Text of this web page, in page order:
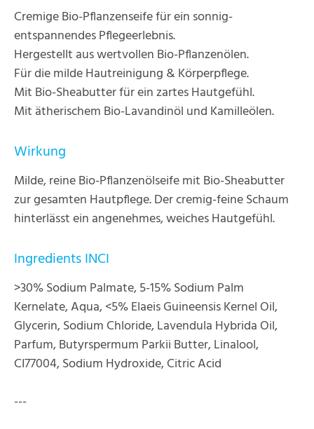
Cremige Bio-Pflanzenseife für ein sonnig-
entspannendes Pflegeerlebnis.
Hergestellt aus wertvollen Bio-Pflanzenölen.
Für die milde Hautreinigung & Körperpflege.
Mit Bio-Sheabutter für ein zartes Hautgefühl.
Mit ätherischem Bio-Lavandinöl und Kamilleölen.
Wirkung
Milde, reine Bio-Pflanzenölseife mit Bio-Sheabutter
zur gesamten Hautpflege. Der cremig-feine Schaum
hinterlässt ein angenehmes, weiches Hautgefühl.
Ingredients INCI
>30% Sodium Palmate, 5-15% Sodium Palm
Kernelate, Aqua, <5% Elaeis Guineensis Kernel Oil,
Glycerin, Sodium Chloride, Lavendula Hybrida Oil,
Parfum, Butyrspermum Parkii Butter, Linalool,
CI77004, Sodium Hydroxide, Citric Acid
---